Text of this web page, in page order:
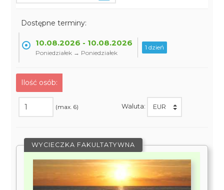
Dostępne terminy:
10.08.2026 - 10.08.2026
Poniedziałek → Poniedziałek
1 dzień
Ilość osób:
(max. 6) Waluta:
WYCIECZKA FAKULTATYWNA